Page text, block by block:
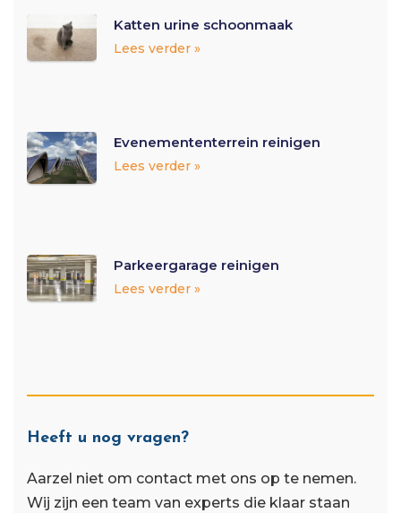
Katten urine schoonmaak
Lees verder »
Evenemententerrein reinigen
Lees verder »
Parkeergarage reinigen
Lees verder »
Heeft u nog vragen?
Aarzel niet om contact met ons op te nemen.
Wij zijn een team van experts die klaar staan ​​